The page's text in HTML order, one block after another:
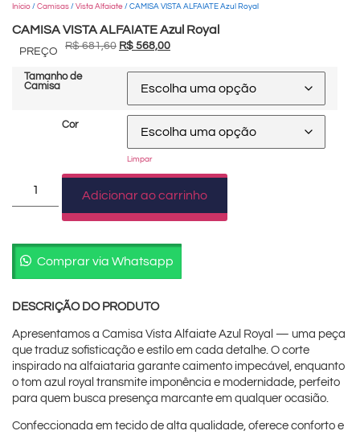
Início / Camisas / Vista Alfaiate / CAMISA VISTA ALFAIATE Azul Royal
CAMISA VISTA ALFAIATE Azul Royal
PREÇO
R$681,60 R$ 568,00
Tamanho de
Camisa
Cor
Limpar
Adicionar ao carrinho
Comprar via Whatsapp
DESCRIÇÃO DO PRODUTO
Apresentamos a Camisa Vista Alfaiate Azul Royal — uma peça
que traduz sofisticação e estilo em cada detalhe. O corte
inspirado na alfaiataria garante caimento impecável, enquanto
o tom azul royal transmite imponência e modernidade, perfeito
para quem busca presença marcante em qualquer ocasião.
Confeccionada em tecido de alta qualidade, oferece conforto e